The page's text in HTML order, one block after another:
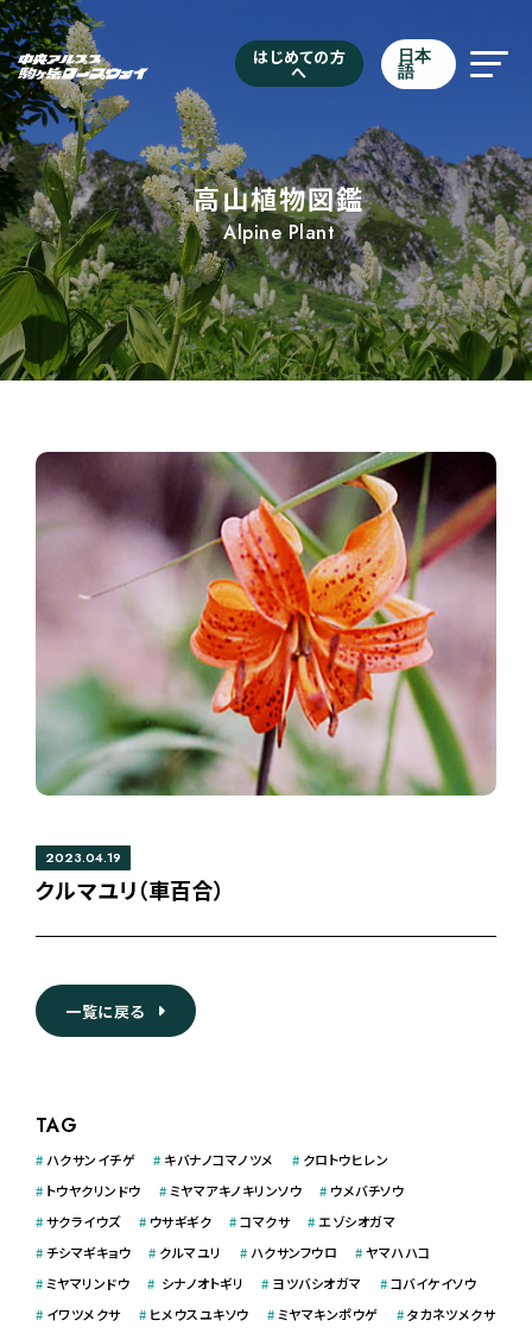
はじめての方
へ
日本
語
高山植物図鑑
Alpine Plant
2023.04.19
クルマユリ（車百合）
一覧に戻る
TAG
# ハクサンイチゲ # キバナノコマノツメ # クロトウヒレン
# トウヤクリンドウ #ミヤマアキノキリンソウ # ウメバチソウ
#サクライウズ # ウサギギク #コマクサ # エゾシオガマ
#チシマギキョウ # クルマユリ # ハクサンフウロ #ヤマハハコ
#ミヤマリンドウ # シナノオトギリ # ヨツバシオガマ #コバイケイソウ
# イワツメクサ # ヒメウスユキソウ #ミヤマキンポウゲ #タカネツメクサ